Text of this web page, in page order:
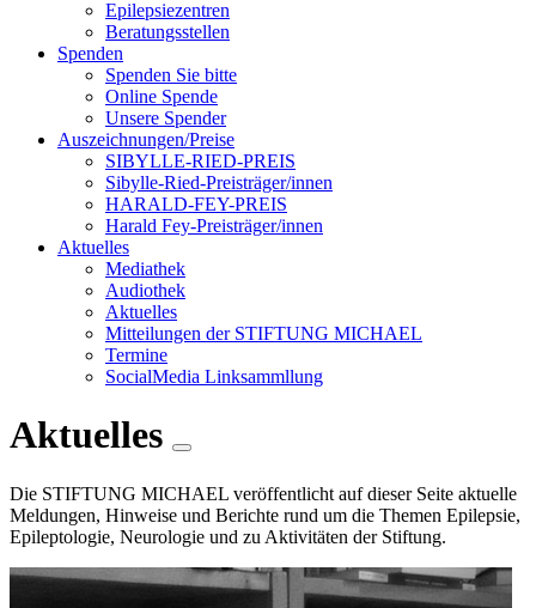
Epilepsiezentren
Beratungsstellen
Spenden
Spenden Sie bitte
Online Spende
Unsere Spender
Auszeichnungen/Preise
SIBYLLE-RIED-PREIS
Sibylle-Ried-Preisträger/innen
HARALD-FEY-PREIS
Harald Fey-Preisträger/innen
Aktuelles
Mediathek
Audiothek
Aktuelles
Mitteilungen der STIFTUNG MICHAEL
Termine
SocialMedia Linksammllung
Aktuelles
Die STIFTUNG MICHAEL veröffentlicht auf dieser Seite aktuelle
Meldungen, Hinweise und Berichte rund um die Themen Epilepsie,
Epileptologie, Neurologie und zu Aktivitäten der Stiftung.